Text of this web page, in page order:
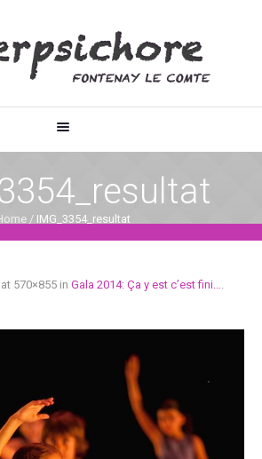
/ IMG_3354_resultat
570×855 in Gala 2014: Ça y est c’est fini….